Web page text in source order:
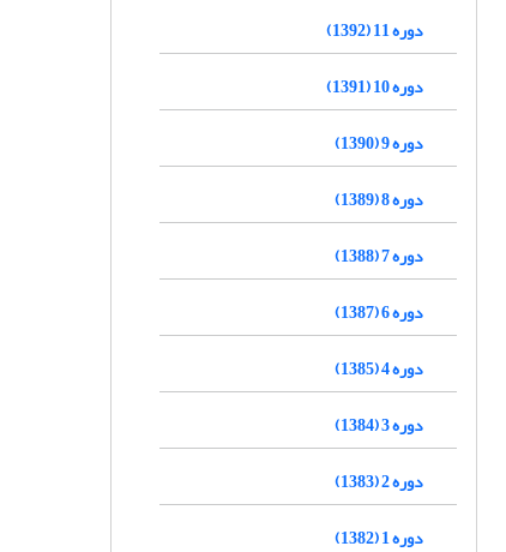
دوره 11 (1392)
دوره 10 (1391)
دوره 9 (1390)
دوره 8 (1389)
دوره 7 (1388)
دوره 6 (1387)
دوره 4 (1385)
دوره 3 (1384)
دوره 2 (1383)
دوره 1 (1382)